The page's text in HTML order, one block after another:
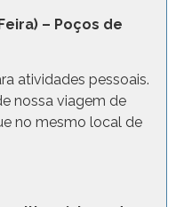
– Poços de
atividades pessoais.
nossa viagem de
no mesmo local de